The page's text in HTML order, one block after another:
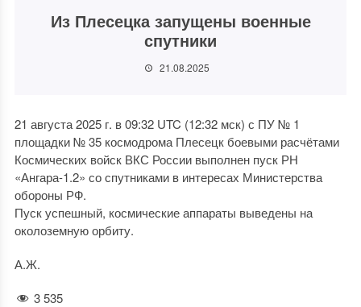
Из Плесецка запущены военные
спутники
21.08.2025
21 августа 2025 г. в 09:32 UTC (12:32 мск) с ПУ № 1
площадки № 35 космодрома Плесецк боевыми расчётами
Космических войск ВКС России выполнен пуск РН
«Ангара-1.2» со спутниками в интересах Министерства
обороны РФ.
Пуск успешный, космические аппараты выведены на
околоземную орбиту.
А.Ж.
3 535